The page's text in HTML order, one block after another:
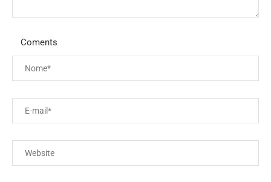
Coments